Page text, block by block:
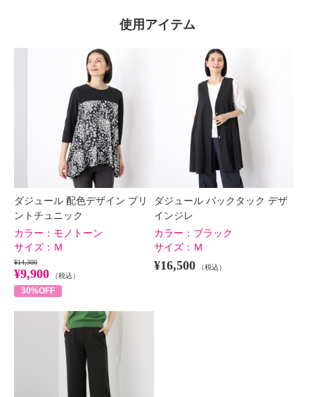
使用アイテム
ダジュール 配色デザイン プリ
ントチュニック
カラー： モノトーン
サイズ： Ｍ
¥14,300
¥9,900 （税込）
30%OFF
ダジュール バックタック デザ
インジレ
カラー： ブラック
サイズ： Ｍ
¥16,500 （税込）